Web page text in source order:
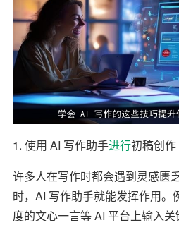
1. 使用 AI 写作助手进行初稿创作
许多人在写作时都会遇到灵感匮
时，AI 写作助手就能发挥作用。
度的文心一言等 AI 平台上输入